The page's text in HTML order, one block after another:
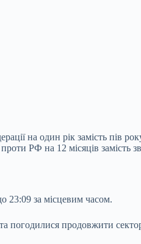
на один рік замість пів
РФ на 12 місяців замість
23:09 за місцевим часом.
погодилися продовжити